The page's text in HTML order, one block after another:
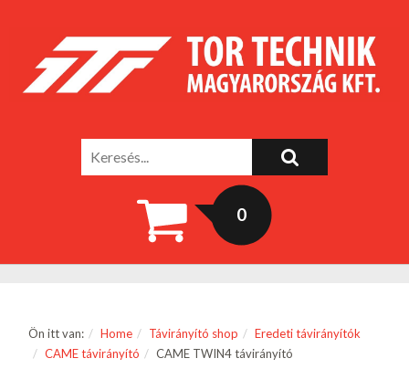
0
Ön itt van: Home Távirányító shop
Eredeti távirányítók
CAME távirányító
CAME TWIN4 távirányító